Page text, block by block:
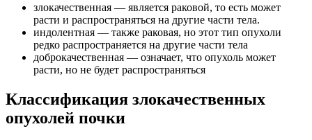
злокачественная — является раковой, то есть может
расти и распространяться на другие части тела.
индолентная — также раковая, но этот тип опухоли
редко распространяется на другие части тела
доброкачественная — означает, что опухоль может
расти, но не будет распространяться
Классификация злокачественных
опухолей почки